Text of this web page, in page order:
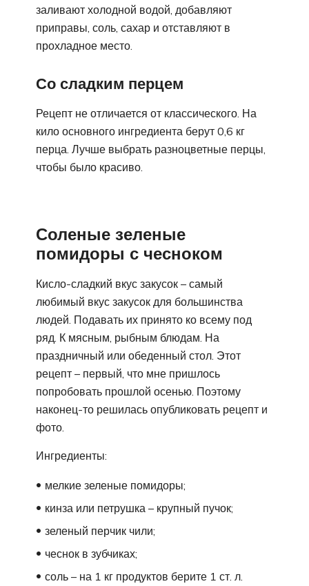
заливают холодной водой, добавляют
приправы, соль, сахар и отставляют в
прохладное место.
Со сладким перцем
Рецепт не отличается от классического. На
кило основного ингредиента берут 0,6 кг
перца. Лучше выбрать разноцветные перцы,
чтобы было красиво.
Соленые зеленые
помидоры с чесноком
Кисло-сладкий вкус закусок – самый
любимый вкус закусок для большинства
людей. Подавать их принято ко всему под
ряд. К мясным, рыбным блюдам. На
праздничный или обеденный стол. Этот
рецепт – первый, что мне пришлось
попробовать прошлой осенью. Поэтому
наконец-то решилась опубликовать рецепт и
фото.
Ингредиенты:
мелкие зеленые помидоры;
кинза или петрушка – крупный пучок;
зеленый перчик чили;
чеснок в зубчиках;
соль – на 1 кг продуктов берите 1 ст. л.